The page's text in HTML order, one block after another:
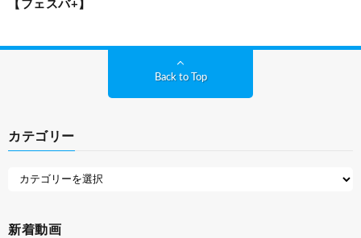
【フェスバ+】
Back to Top
カテゴリー
新着動画